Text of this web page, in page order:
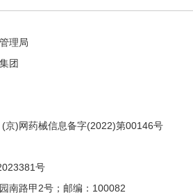
理局
团
)网药械信息备字(2022)第00146号
号
南路甲2号；邮编：100082